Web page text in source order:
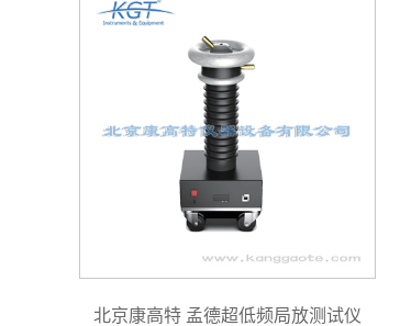
北京康高特 孟德超低频局放测试仪